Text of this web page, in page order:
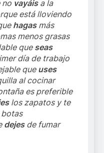
no vayáisa la
está lloviendo
hagasmás
menos grasas
queseas
día de trabajo
que uses
al cocinar
es preferible
los zapatos y te
botas
dejesde fumar